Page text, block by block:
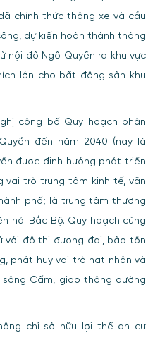
chính thức thông xe và cầu
dự kiến hoàn thành tháng
nội đô Ngô Quyền ra khu vực
lớn cho bất động sản khu
công bố Quy hoạch phân
đến năm 2040 (nay là
được định hướng phát triển
vai trò trung tâm kinh tế, văn
phố; là trung tâm thương
hải Bắc Bộ. Quy hoạch cũng
với đô thị đương đại, bảo tồn
phát huy vai trò hạt nhân và
Cấm, giao thông đường
chỉ sở hữu lợi thế an cư